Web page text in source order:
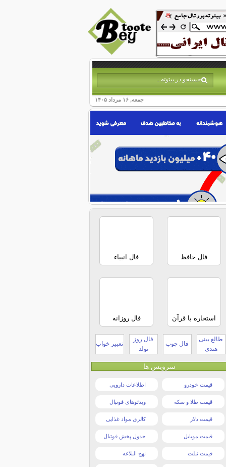
جمعه, ۱۶ مرداد ۱۴۰۵
فال حافظ فال انبیاء
استخاره با قرآن فال روزانه
طالع بینی
هندی
فال چوب
فال روز
تولد
تعبیر خواب
سرویس ها
قیمت خودرو اطلاعات دارویی
قیمت طلا و سکه ویدئوهای فوتبال
قیمت دلار کالری مواد غذایی
قیمت موبایل جدول پخش فوتبال
قیمت تبلت نهج البلاغه